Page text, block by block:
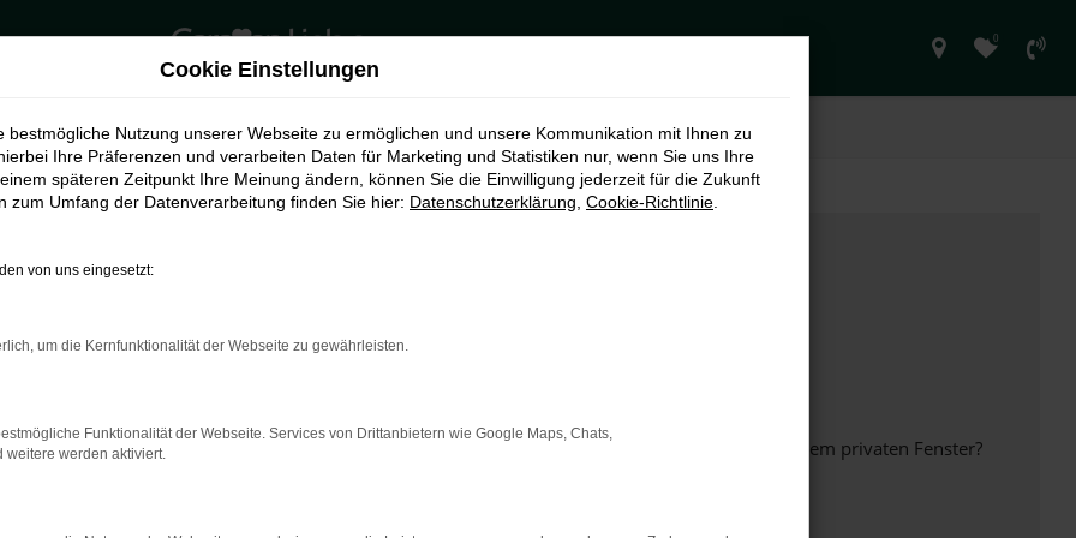
0
bestimmter Seiten verhindern. Funktioniert die Seite in einem anderen Browser oder in einem privaten Fenster?
beheben.
Cookie Einstellungen
bestmögliche Nutzung unserer Webseite zu ermöglichen und unsere Kommunikation mit Ihnen zu
Ihre Präferenzen und verarbeiten Daten für Marketing und Statistiken nur, wenn Sie uns Ihre
späteren Zeitpunkt Ihre Meinung ändern, können Sie die Einwilligung jederzeit für die Zukunft
zum Umfang der Datenverarbeitung finden Sie hier: Datenschutzerklärung Cookie-Richtlinie
von uns eingesetzt:
um die Kernfunktionalität der Webseite zu gewährleisten.
Funktionalität der Webseite. Services von Drittanbietern wie Google Maps, Chats,
weitere werden aktiviert.